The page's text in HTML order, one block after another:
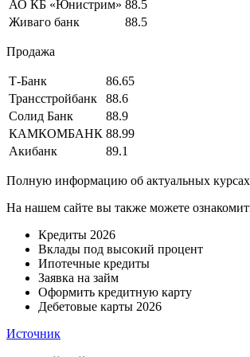
АО КБ «Юнистрим» 88.5
Живаго банк
88.5
Продажа
Т-Банк
86.65
Трансстройбанк
88.6
Солид Банк
88.9
КАМКОМБАНК 88.99
Акибанк
89.1
Полную информацию об актуальных
На нашем сайте вы также можете
Кредиты 2026
Вклады под высокий процент
Ипотечные кредиты
Заявка на займ
Оформить кредитную карту
Дебетовые карты 2026
Источник